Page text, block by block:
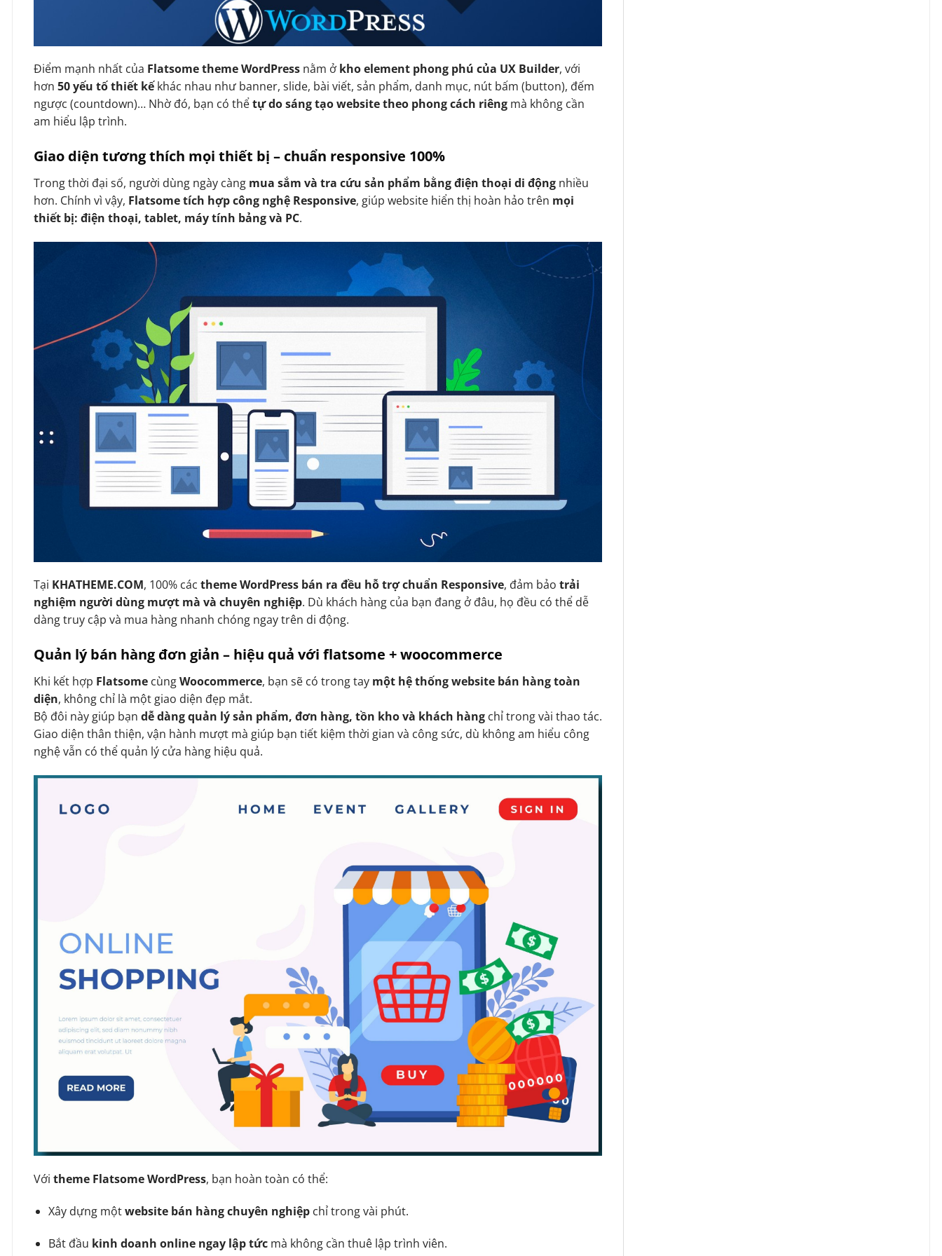
Điểm mạnh nhất của Flatsome theme WordPress nằm ở kho element phong phú của UX Builder, với
hơn 50 yếu tố thiết kếkhác nhau như banner, slide, bài viết, sản phẩm, danh mục, nút bấm (button), đếm
ngược (countdown)… Nhờ đó, bạn có thểtự do sáng tạo website theo phong cách riêng mà không cần
am hiểu lập trình.
Giao diện tương thích mọi thiết bị – chuẩn responsive 100%
Trong thời đại số, người dùng ngày càng mua sắm và tra cứu sản phẩm bằng điện thoại di động nhiều
hơn. Chính vì vậy, Flatsome tích hợp công nghệ Responsive, giúp website hiển thị hoàn hảo trên mọi
thiết bị: điện thoại, tablet, máy tính bảng và PC.
Tại KHATHEME.COM, 100% các theme WordPress bán ra đều hỗ trợ chuẩn Responsive, đảm bảo trải
nghiệm người dùng mượt mà và chuyên nghiệp. Dù khách hàng của bạn đang ở đâu, họ đều có thể dễ
dàng truy cập và mua hàng nhanh chóng ngay trên di động.
Quản lý bán hàng đơn giản – hiệu quả với flatsome + woocommerce
Khi kết hợp Flatsome cùngWoocommerce, bạn sẽ có trong tay một hệ thống website bán hàng toàn
diện, không chỉ là một giao diện đẹp mắt.
Bộ đôi này giúp bạn dễ dàng quản lý sản phẩm, đơn hàng, tồn kho và khách hàng chỉ trong vài thao tác.
Giao diện thân thiện, vận hành mượt mà giúp bạn tiết kiệm thời gian và công sức, dù không am hiểu công
nghệ vẫn có thể quản lý cửa hàng hiệu quả.
Với theme Flatsome WordPress, bạn hoàn toàn có thể:
Xây dựng mộtwebsite bán hàng chuyên nghiệpchỉ trong vài phút.
Bắt đầu kinh doanh online ngay lập tứcmà không cần thuê lập trình viên.